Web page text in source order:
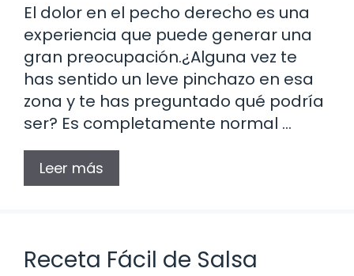
El dolor en el pecho derecho es una
experiencia que puede generar una
gran preocupación.¿Alguna vez te
has sentido un leve pinchazo en esa
zona y te has preguntado qué podría
ser? Es completamente normal …
Leer más
Receta Fácil de Salsa